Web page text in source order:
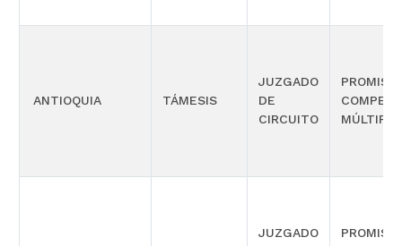
ANTIOQUIA TÁMESIS
JUZGADO
DE
CIRCUITO
MÚLTIPLE
JUZGADO